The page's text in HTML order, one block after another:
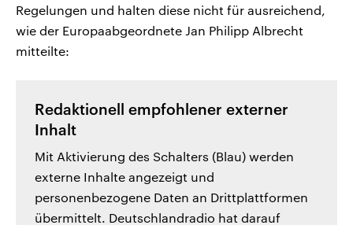
Regelungen und halten diese nicht für ausreichend,
wie der Europaabgeordnete Jan Philipp Albrecht
mitteilte:
Redaktionell empfohlener externer
Inhalt
Mit Aktivierung des Schalters (Blau) werden
externe Inhalte angezeigt und
personenbezogene Daten an Drittplattformen
übermittelt. Deutschlandradio hat darauf